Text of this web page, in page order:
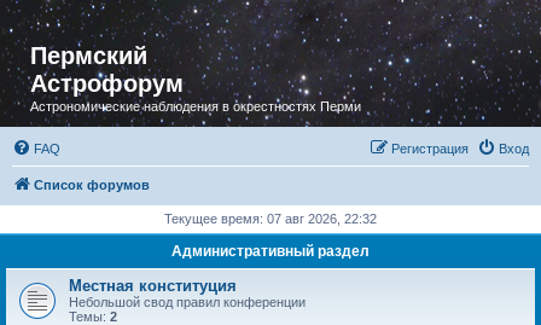
Пермский
Астрофорум
Астрономические наблюдения в окрестностях Перми
FAQ Вход
Регистрация
Список форумов
Текущее время: 07 авг 2026, 22:32
Административный раздел
Местная конституция
Небольшой свод правил конференции
Темы: 2